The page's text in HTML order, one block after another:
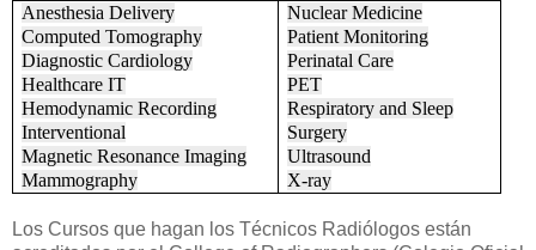
Anesthesia Delivery
Computed Tomography
Diagnostic Cardiology
Healthcare IT
Hemodynamic Recording
Interventional
Magnetic Resonance Imaging
Mammography
Nuclear Medicine
Patient Monitoring
Perinatal Care
PET
Respiratory and Sleep
Surgery
Ultrasound
X-ray
Los Cursos que hagan los Técnicos Radiólogos están